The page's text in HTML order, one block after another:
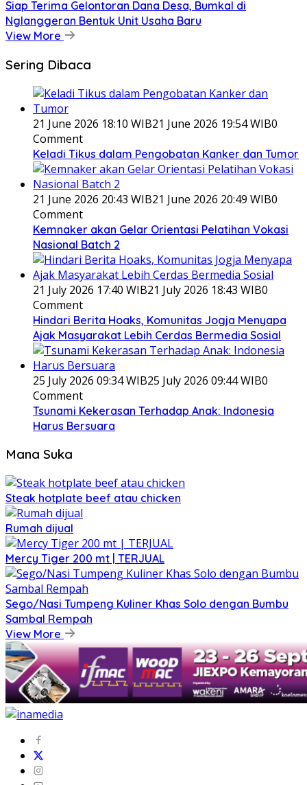
Siap Terima Gelontoran Dana Desa, Bumkal di
Nglanggeran Bentuk Unit Usaha Baru
View More
Sering Dibaca
21 June 2026 18:10 WIB21 June 2026 19:54 WIB0
Comment
Keladi Tikus dalam Pengobatan Kanker dan Tumor
21 June 2026 20:43 WIB21 June 2026 20:49 WIB0
Comment
Kemnaker akan Gelar Orientasi Pelatihan Vokasi
Nasional Batch 2
21 July 2026 17:40 WIB21 July 2026 18:43 WIB0
Comment
Hindari Berita Hoaks, Komunitas Jogja Menyapa
Ajak Masyarakat Lebih Cerdas Bermedia Sosial
25 July 2026 09:34 WIB25 July 2026 09:44 WIB0
Comment
Tsunami Kekerasan Terhadap Anak: Indonesia
Harus Bersuara
Mana Suka
Steak hotplate beef atau chicken
Rumah dijual
Mercy Tiger 200 mt | TERJUAL
Sego/Nasi Tumpeng Kuliner Khas Solo dengan Bumbu
Sambal Rempah
View More